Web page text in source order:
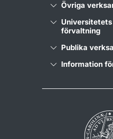
Övriga
förvaltning
Publika
Information